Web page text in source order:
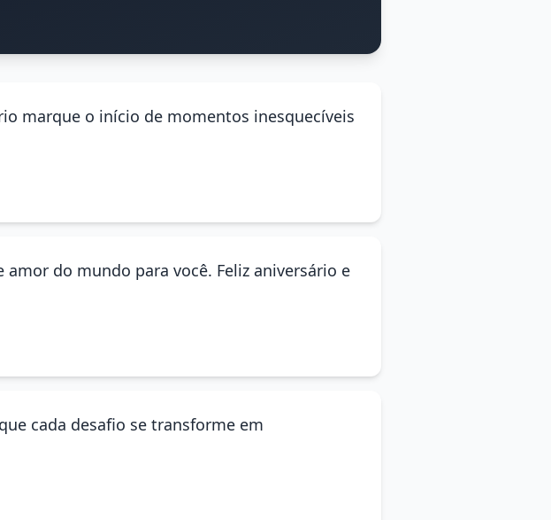
marque o início de momentos inesquecíveis
do mundo para você. Feliz aniversário e
cada desafio se transforme em